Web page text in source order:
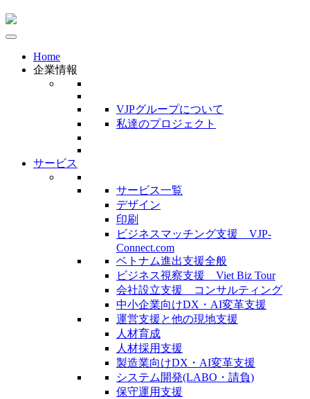
Home
企業情報
VJPグループについて
私達のプロジェクト
サービス
サービス一覧
デザイン
印刷
ビジネスマッチング支援 VJP-
Connect.com
ベトナム進出支援全般
ビジネス視察支援 Viet Biz Tour
会社設立支援 コンサルティング
中小企業向けDX・AI変革支援
運営支援と他の現地支援
人材育成
人材採用支援
製造業向けDX・AI変革支援
システム開発(LABO・請負)
保守運用支援